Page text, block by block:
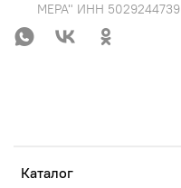
Каталог
МЕРА" ИНН